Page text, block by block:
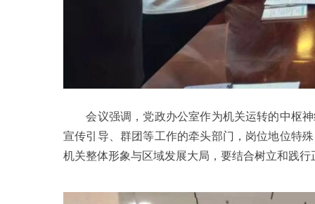
会议强调，党政办公室作为机关运转的中枢神
宣传引导、群团等工作的牵头部门，岗位地位特
机关整体形象与区域发展大局，要结合树立和践